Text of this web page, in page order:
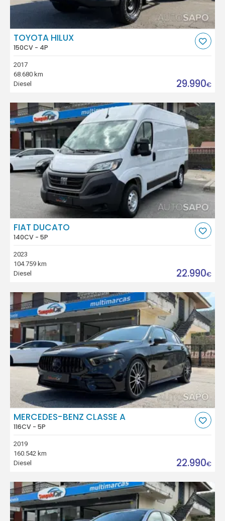
TOYOTA HILUX
150CV - 4P
2017
68.680 km
Diesel
29.990€
FIAT DUCATO
140CV - 5P
2023
104.759 km
Diesel
22.990€
MERCEDES-BENZ CLASSE A
116CV - 5P
2019
160.542 km
Diesel
22.990€